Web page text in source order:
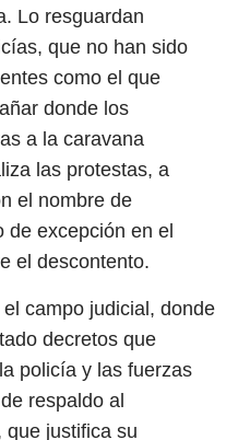
Lo resguardan
que no han sido
como el que
donde los
a la caravana
las protestas, a
el nombre de
de excepción en el
el descontento.
campo judicial, donde
decretos que
policía y las fuerzas
respaldo al
que justifica su